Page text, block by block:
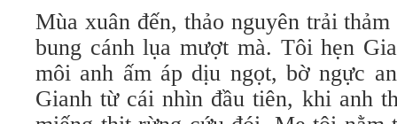
Mùa xuân đến, thảo nguyên trải
bung cánh lụa mượt mà. Tôi hẹn
môi anh ấm áp dịu ngọt, bờ ngực
Gianh từ cái nhìn đầu tiên, khi anh